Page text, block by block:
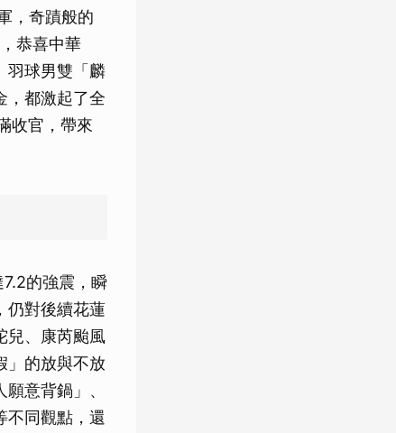
，奇蹟般的
恭喜中華
羽球男雙「麟
，都激起了全
收官，帶來
的強震，瞬
仍對後續花蓮
兒、康芮颱風
」的放與不放
意背鍋」、
不同觀點，還